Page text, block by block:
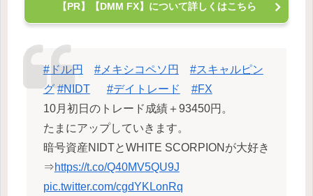
【PR】【DMM FX】について詳しくはこちら
#ドル円 #メキシコペソ円
#スキャルピン
グ #NIDT #デイトレード
#FX
10月初日のトレード成績＋93450円。
たまにアップしていきます。
暗号資産NIDTとWHITE SCORPIONが大好き
⇒https://t.co/Q40MV5QU9J
pic.twitter.com/cgdYKLonRq